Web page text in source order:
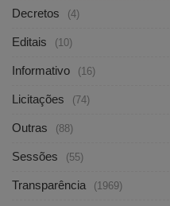
Decretos (4)
Editais (10)
Informativo (16)
Licitações (74)
Outras (88)
Sessões (55)
Transparência (1969)